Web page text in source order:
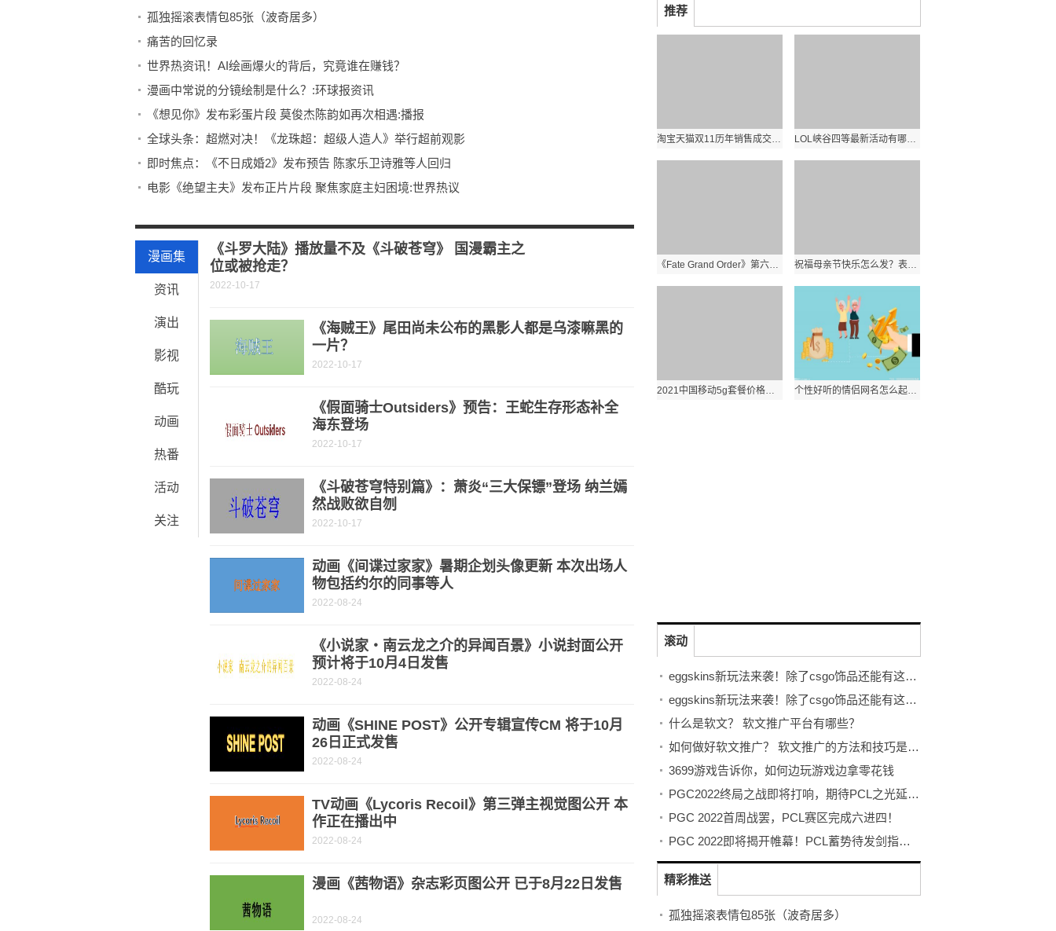
孤独摇滚表情包85张（波奇居多）
痛苦的回忆录
世界热资讯！AI绘画爆火的背后，究竟谁在赚钱？
漫画中常说的分镜绘制是什么？:环球报资讯
《想见你》发布彩蛋片段 莫俊杰陈韵如再次相遇:播报
全球头条：超燃对决！《龙珠超：超级人造人》举行超前观影
即时焦点：《不日成婚2》发布预告 陈家乐卫诗雅等人回归
电影《绝望主夫》发布正片片段 聚焦家庭主妇困境:世界热议
漫画集
资讯
演出
影视
酷玩
动画
热番
活动
关注
《斗罗大陆》播放量不及《斗破苍穹》 国漫霸主之
位或被抢走？
2022-10-17
《海贼王》尾田尚未公布的黑影人都是乌漆嘛黑的
一片？
2022-10-17
《假面骑士Outsiders》预告：王蛇生存形态补全
海东登场
2022-10-17
《斗破苍穹特别篇》：萧炎“三大保镖”登场 纳兰嫣
然战败欲自刎
2022-10-17
动画《间谍过家家》暑期企划头像更新 本次出场人
物包括约尔的同事等人
2022-08-24
《小说家・南云龙之介的异闻百景》小说封面公开
预计将于10月4日发售
2022-08-24
动画《SHINE POST》公开专辑宣传CM 将于10月
26日正式发售
2022-08-24
TV动画《Lycoris Recoil》第三弹主视觉图公开 本
作正在播出中
2022-08-24
漫画《茜物语》杂志彩页图公开 已于8月22日发售
2022-08-24
推荐
淘宝天猫双11历年销售成交额数据是多少？历年双十一淘宝天猫业绩分析？ 环球实时 LOL峡谷四等最新活动有哪些？活动规则奖励有哪些？:世界看热讯
《Fate Grand Order》第六章怎么玩？FGO第六章敌方配置汇总？_世界报资讯 祝福母亲节快乐怎么发？表达了妈妈辛苦了女神节日快乐的句子有哪些？
2021中国移动5g套餐价格是多少？移动5g卡最新流量套餐资费一览表？ 个性好听的情侣网名怎么起？简短配对情侣昵称专用有哪些？
滚动
eggskins新玩法来袭！除了csgo饰品还能有这些...
eggskins新玩法来袭！除了csgo饰品还能有这些...
什么是软文？ 软文推广平台有哪些？
如何做好软文推广？ 软文推广的方法和技巧是什么？
3699游戏告诉你，如何边玩游戏边拿零花钱
PGC2022终局之战即将打响，期待PCL之光延续迈向最高顶峰！
PGC 2022首周战罢，PCL赛区完成六进四！
PGC 2022即将揭开帷幕！PCL蓄势待发剑指至高荣耀！
精彩推送
孤独摇滚表情包85张（波奇居多）